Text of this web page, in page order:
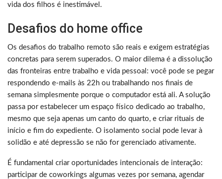
vida dos filhos é inestimável.
Desafios do home office
Os desafios do trabalho remoto são reais e exigem estratégias
concretas para serem superados. O maior dilema é a dissolução
das fronteiras entre trabalho e vida pessoal: você pode se pegar
respondendo e-mails às 22h ou trabalhando nos finais de
semana simplesmente porque o computador está ali. A solução
passa por estabelecer um espaço físico dedicado ao trabalho,
mesmo que seja apenas um canto do quarto, e criar rituais de
início e fim do expediente. O isolamento social pode levar à
solidão e até depressão se não for gerenciado ativamente.
É fundamental criar oportunidades intencionais de interação:
participar de coworkings algumas vezes por semana, agendar